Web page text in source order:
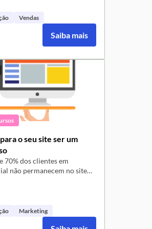
Vendas
Saiba mais
o seu site ser um
70% dos clientes em
não permanecem no site
com o seu
certo? Então,
Marketing